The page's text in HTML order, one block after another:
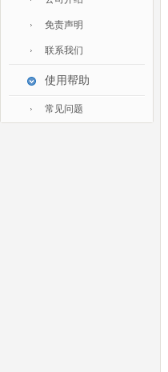
装饰配饰
礼品团购
健身器材
免责声明
联系我们
使用帮助
常见问题